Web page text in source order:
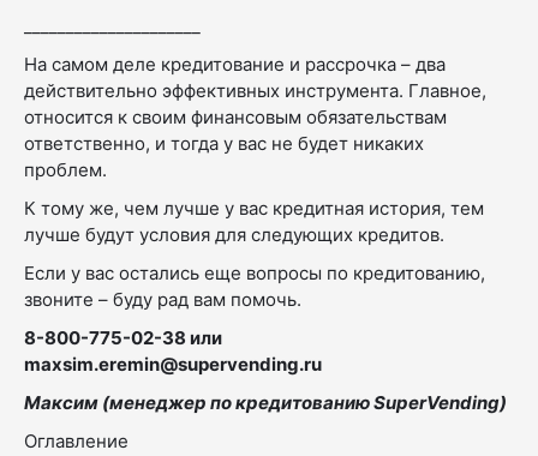
На самом деле кредитование и рассрочка – два
действительно эффективных инструмента. Главное,
относится к своим финансовым обязательствам
ответственно, и тогда у вас не будет никаких
проблем.
К тому же, чем лучше у вас кредитная история, тем
лучше будут условия для следующих кредитов.
Если у вас остались еще вопросы по кредитованию,
звоните – буду рад вам помочь.
8-800-775-02-38 или
maxsim.eremin@supervending.ru
Максим (менеджер по кредитованию SuperVending)
Оглавление